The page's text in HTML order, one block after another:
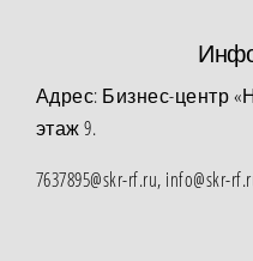
Адрес: Бизнес-центр
этаж 9.
7637895@skr-rf.ru, info@skr-